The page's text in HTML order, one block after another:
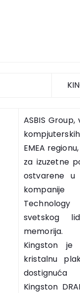
ASBIS
EMEA
za izuzetne
ostvarene u
svetskog
memorija.
Kingston je
kristalnu
Kingston